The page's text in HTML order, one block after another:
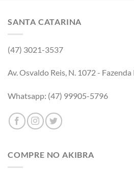
SANTA CATARINA
(47) 3021-3537
Av. Osvaldo Reis, N. 1072 -
Whatsapp: (47) 99905-5796
COMPRE NO AKIBRA